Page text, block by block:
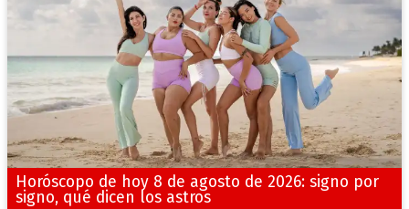
Horóscopo de hoy 8 de agosto de 2026: signo por
signo, qué dicen los astros